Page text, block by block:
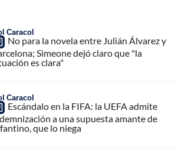
Caracol
No para la novela entre Julián Álvarez y
Simeone dejó claro que "la
es clara"
Caracol
Escándalo en la FIFA: la UEFA admite
a una supuesta amante de
que lo niega